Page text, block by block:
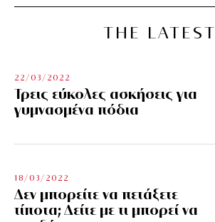
THE LATEST
22/03/2022
Τρεις εύκολες ασκήσεις για
γυμνασμένα πόδια
18/03/2022
Δεν μπορείτε να πετάξετε
τίποτα; Δείτε με τι μπορεί να